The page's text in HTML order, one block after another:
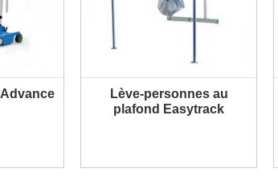
Lève-personnes au
plafond Easytrack
PLUS D'INFORMATION